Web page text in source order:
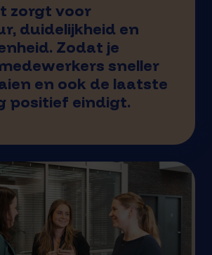
zorgt voor
duidelijkheid en
Zodat je
sneller
en ook de laatste
positief eindigt.